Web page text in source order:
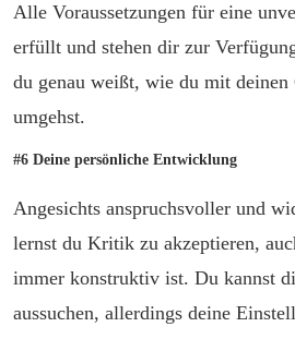
Alle Voraussetzungen für eine
erfüllt und stehen dir zur
du genau weißt, wie du mit deinen
umgehst.
#6 Deine persönliche Entwicklung
Angesichts anspruchsvoller und
lernst du Kritik zu akzeptieren,
immer konstruktiv ist. Du kannst
aussuchen, allerdings deine